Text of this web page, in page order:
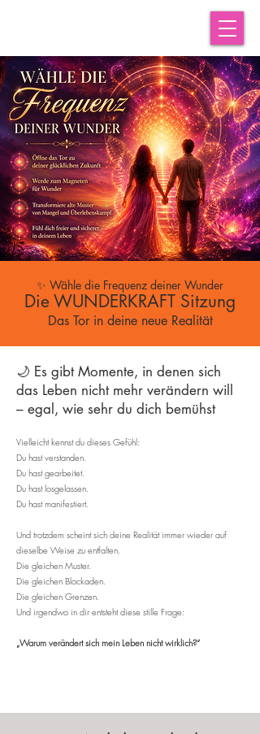
✨ Wähle die Frequenz deiner Wunder
Die WUNDERKRAFT Sitzung
Das Tor in deine neue Realität
🌙 Es gibt Momente, in denen sich
das Leben nicht mehr verändern will
– egal, wie sehr du dich bemühst
Vielleicht kennst du dieses Gefühl:
Du hast verstanden.
Du hast gearbeitet.
Du hast losgelassen.
Du hast manifestiert.
Und trotzdem scheint sich deine Realität immer wieder auf
dieselbe Weise zu entfalten.
Die gleichen Muster.
Die gleichen Blockaden.
Die gleichen Grenzen.
Und irgendwo in dir entsteht diese stille Frage:
„Warum verändert sich mein Leben nicht wirklich?“